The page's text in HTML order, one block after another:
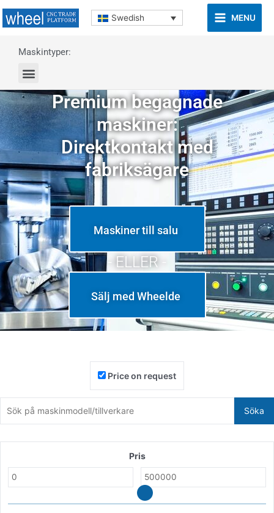
Swedish MENU
Maskintyper:
Premium begagnade
maskiner:
Direktkontakt med
fabriksägare
Maskiner till salu
- ELLER -
Sälj med Wheelde
Price on request
Söka
Pris